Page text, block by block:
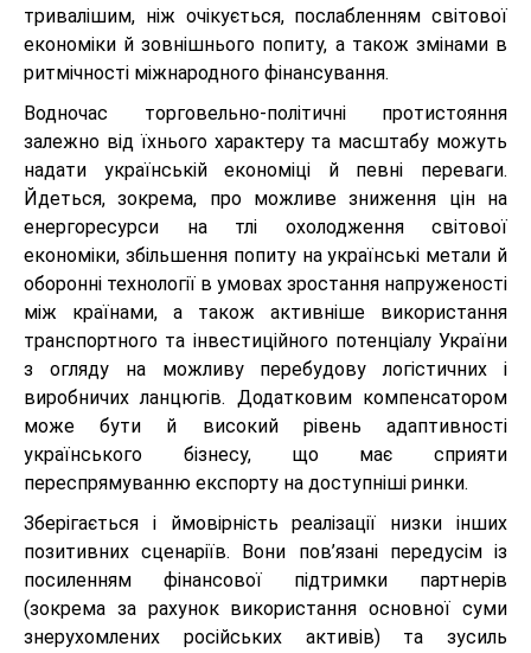
тривалішим, ніж очікується, послабленням світової
економіки й зовнішнього попиту, а також змінами в
ритмічності міжнародного фінансування.
Водночас торговельно-політичні протистояння
залежно від їхнього характеру та масштабу можуть
надати українській економіці й певні переваги.
Йдеться, зокрема, про можливе зниження цін на
енергоресурси на тлі охолодження світової
економіки, збільшення попиту на українські метали й
оборонні технології в умовах зростання напруженості
між країнами, а також активніше використання
транспортного та інвестиційного потенціалу України
з огляду на можливу перебудову логістичних і
виробничих ланцюгів. Додатковим компенсатором
може бути й високий рівень адаптивності
українського бізнесу, що має сприяти
переспрямуванню експорту на доступніші ринки.
Зберігається і ймовірність реалізації низки інших
позитивних сценаріїв. Вони пов’язані передусім із
посиленням фінансової підтримки партнерів
(зокрема за рахунок використання основної суми
знерухомлених російських активів) та зусиль